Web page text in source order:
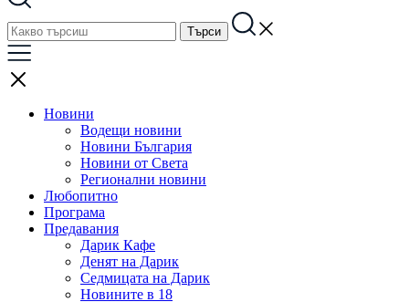
Новини
Водещи новини
Новини България
Новини от Света
Регионални новини
Любопитно
Програма
Предавания
Дарик Кафе
Денят на Дарик
Седмицата на Дарик
Новините в 18